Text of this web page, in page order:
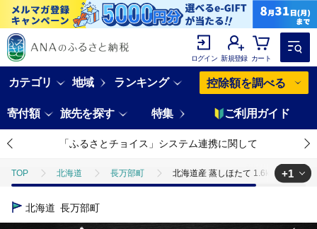
ログイン 新規登録 カート
カテゴリ 地域 ランキング 控除額を調べる
寄付額 旅先を探す 特集 ご利用ガイド
「ふるさとチョイス」システム連携に関して
TOP 北海道 長万部町 北海道産 蒸しほたて 1.6kg（冷凍）
TOP
+1
北海道 長万部町